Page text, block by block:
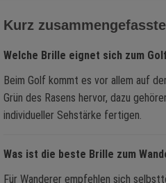
Kurz
Welche Brille eignet sich zum
Beim Golf kommt es vor allem auf
Grün des Rasens hervor, dazu
individueller Sehstärke fertigen.
Was ist die beste Brille zum
Für Wanderer empfehlen sich